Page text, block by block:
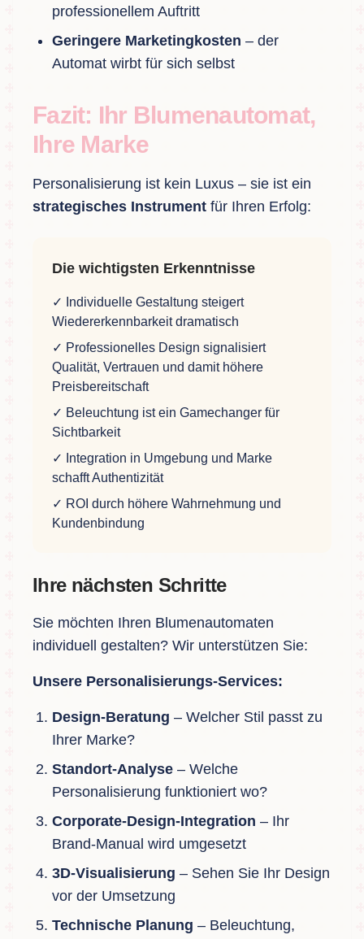
professionellem Auftritt
Geringere Marketingkosten – der
Automat wirbt für sich selbst
Fazit: Ihr Blumenautomat,
Ihre Marke
Personalisierung ist kein Luxus – sie ist ein
strategisches Instrument für Ihren Erfolg:
Die wichtigsten Erkenntnisse
✓ Individuelle Gestaltung steigert
Wiedererkennbarkeit dramatisch
✓ Professionelles Design signalisiert
Qualität, Vertrauen und damit höhere
Preisbereitschaft
✓ Beleuchtung ist ein Gamechanger für
Sichtbarkeit
✓ Integration in Umgebung und Marke
schafft Authentizität
✓ ROI durch höhere Wahrnehmung und
Kundenbindung
Ihre nächsten Schritte
Sie möchten Ihren Blumenautomaten
individuell gestalten? Wir unterstützen Sie:
Unsere Personalisierungs-Services:
Design-Beratung – Welcher Stil passt zu
Ihrer Marke?
Standort-Analyse – Welche
Personalisierung funktioniert wo?
Corporate-Design-Integration – Ihr
Brand-Manual wird umgesetzt
3D-Visualisierung – Sehen Sie Ihr Design
vor der Umsetzung
Technische Planung – Beleuchtung,